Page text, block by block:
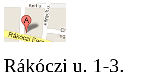
Rákóczi u. 1-3.